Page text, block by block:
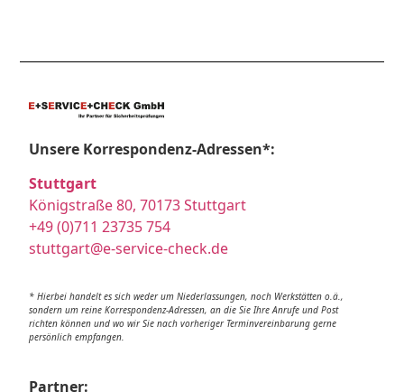
Unsere Korrespondenz-Adressen*:
Stuttgart
Königstraße 80, 70173 Stuttgart
+49 (0)711 23735 754
stuttgart@e-service-check.de
* Hierbei handelt es sich weder um Niederlassungen, noch Werkstätten o.ä.,
sondern um reine Korrespondenz-Adressen, an die Sie Ihre Anrufe und Post
richten können und wo wir Sie nach vorheriger Terminvereinbarung gerne
persönlich empfangen.
Partner: